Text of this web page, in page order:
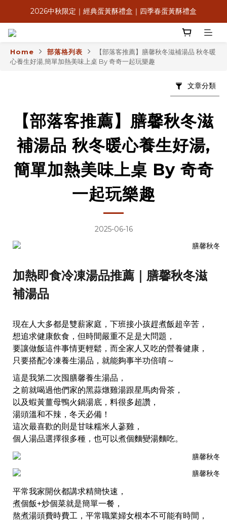
8月感恩獻心意，送禮送米其林
2026中秋限定｜經典蛋黃酥禮盒｜四季春蛋黃酥禮盒
8月感恩獻心意，送禮送米其林
Home 部落格列表
【部落客推薦】膳馨秋冬滋補湯品 秋冬暖
心養生好湯,簡單加熱美味上桌 By 奇奇一起玩樂趣
文章分類
【部落客推薦】膳馨秋冬滋
補湯品 秋冬暖心養生好湯,
簡單加熱美味上桌 By 奇奇
一起玩樂趣
2025-06-16
加熱即食冷凍湯品推薦｜膳馨秋冬滋
補湯品
現在人大多都是雙薪家庭，下班接小孩趕煮飯超辛苦，
想追求健康飲食，但時間嚴重不足是大問題，
要讓做飯這件事情更輕鬆，而全家人又吃的營養健康，
只要搭配冷凍養生湯品，就能夠事半功倍唷～
這是我第二次囤膳馨養生湯品，
之前就喝過他們家的黑蒜燉雞湯跟星馬肉骨茶，
以及蝦黃薑母鴨火鍋湯底，料很多超讚，
湯頭溫和不辣，冬天必備！
這次最喜歡的則是甘味糯米人蔘雞，
個人湯品選擇很多種，也可以煮個麵變湯麵吃。
平常我家開伙都講求精簡快速，
煮個飯+炒個菜就是簡單一餐，
熬煮湯頭費時費工，平常職業婦女根本不可能有時間，